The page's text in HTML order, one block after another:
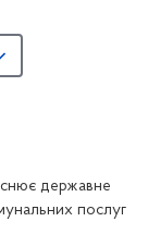
державне
послуг